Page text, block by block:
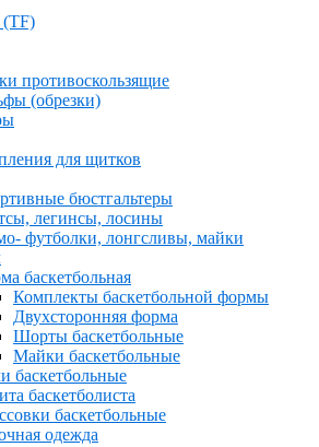
противоскользящие
(обрезки)
для щитков
бюстгальтеры
легинсы, лосины
футболки, лонгсливы, майки
баскетбольная
Комплекты баскетбольной формы
Двухсторонняя форма
Шорты баскетбольные
Майки баскетбольные
баскетбольные
баскетболиста
баскетбольные
одежда